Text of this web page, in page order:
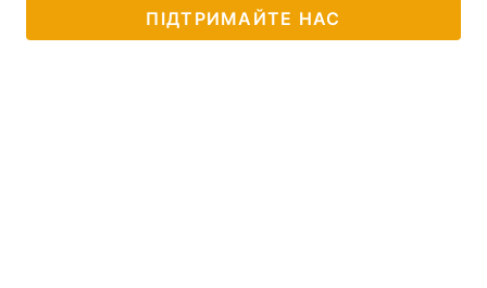
ПІДТРИМАЙТЕ НАС